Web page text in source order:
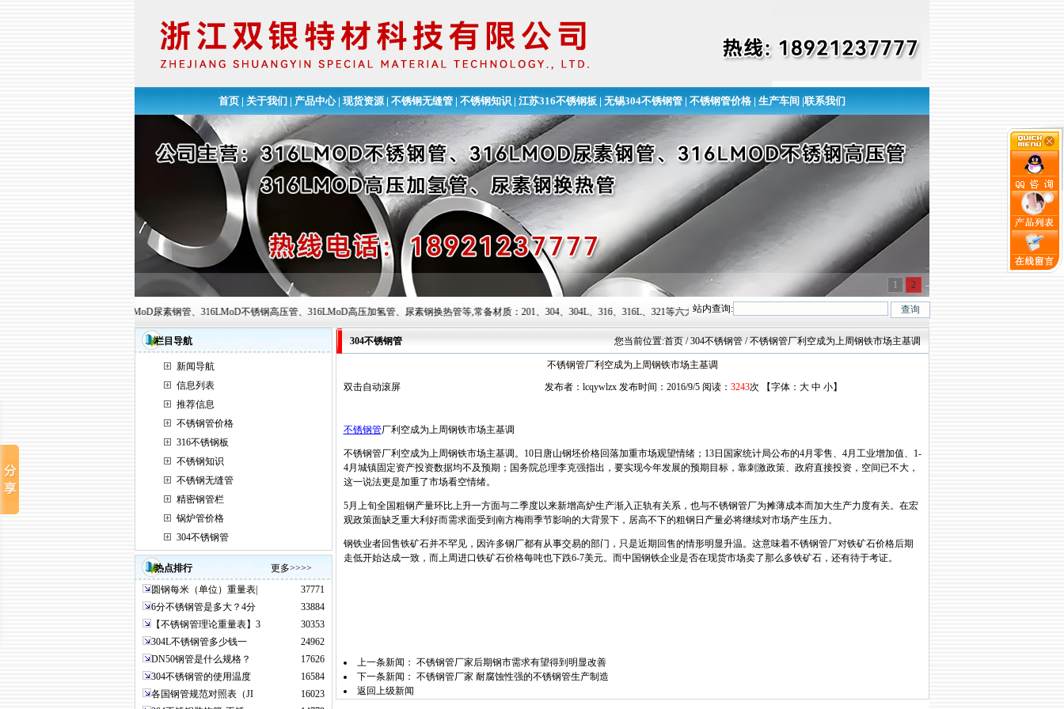
首页 | 关于我们 | 产品中心| 现货资源| 不锈钢无缝管 | 不锈钢知识 | 江苏316不锈钢板 | 无锡304不锈钢管 | 不锈钢管价格 | 生产车间 |联系我们
无缝钢管 1 2
316LMoD不锈钢管、316LMoD尿素钢管、316LMoD不锈钢高压管、316LMoD高压加氢管、尿素钢换热管等,常备材质：201、304、304L、316、316L、321等六大常用钢种及2520、309S、904L、317L、347H、2205等特殊不锈钢管钢号！咨询热线
站内查询:
栏目导航
新闻导航
信息列表
推荐信息
不锈钢管价格
316不锈钢板
不锈钢知识
不锈钢无缝管
精密钢管栏
锅炉管价格
304不锈钢管
热点排行
更多>>>>
圆钢每米（单位）重量表|
37771
6分不锈钢管是多大？4分
33884
【不锈钢管理论重量表】3
30353
304L不锈钢管多少钱一
24962
DN50钢管是什么规格？
17626
304不锈钢管的使用温度
16584
各国钢管规范对照表（JI
16023
304不锈钢管 您当前位置:首页 / 304不锈钢管 / 不锈钢管厂利空成为上周钢铁市场主基调
不锈钢管厂利空成为上周钢铁市场主基调
双击自动滚屏
发布者：lcqywlzx 发布时间：2016/9/5 阅读： 3243次 【字体： 大 中 小】
不锈钢管厂利空成为上周钢铁市场主基调
不锈钢管厂利空成为上周钢铁市场主基调。10日唐山钢坯价格回落加重市场观望情绪；13日国家统计局公布的4月零售、4月工业增加值、1-
4月城镇固定资产投资数据均不及预期；国务院总理李克强指出，要实现今年发展的预期目标，靠刺激政策、政府直接投资，空间已不大，
这一说法更是加重了市场看空情绪。
5月上旬全国粗钢产量环比上升一方面与二季度以来新增高炉生产渐入正轨有关系，也与不锈钢管厂为摊薄成本而加大生产力度有关。在宏
观政策面缺乏重大利好而需求面受到南方梅雨季节影响的大背景下，居高不下的粗钢日产量必将继续对市场产生压力。
钢铁业者回售铁矿石并不罕见，因许多钢厂都有从事交易的部门，只是近期回售的情形明显升温。这意味着不锈钢管厂对铁矿石价格后期
走低开始达成一致，而上周进口铁矿石价格每吨也下跌6-7美元。而中国钢铁企业是否在现货市场卖了那么多铁矿石，还有待于考证。
上一条新闻： 不锈钢管厂家后期钢市需求有望得到明显改善
下一条新闻： 不锈钢管厂家 耐腐蚀性强的不锈钢管生产制造
返回上级新闻